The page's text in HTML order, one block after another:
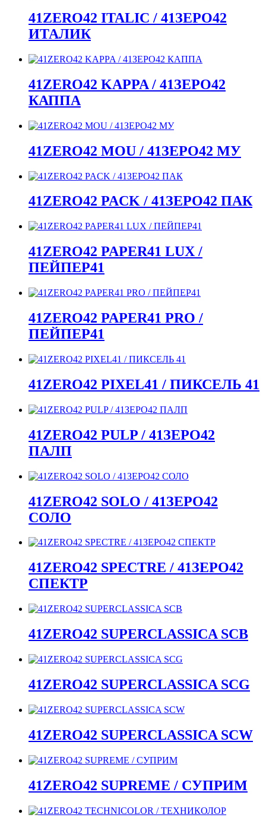
41ZERO42 ITALIC / 41ЗЕРО42
ИТАЛИК
41ZERO42 KAPPA / 41ЗЕРО42
КАППА
41ZERO42 MOU / 41ЗЕРО42 МУ
41ZERO42 PACK / 41ЗЕРО42 ПАК
41ZERO42 PAPER41 LUX /
ПЕЙПЕР41
41ZERO42 PAPER41 PRO /
ПЕЙПЕР41
41ZERO42 PIXEL41 / ПИКСЕЛЬ 41
41ZERO42 PULP / 41ЗЕРО42
ПАЛП
41ZERO42 SOLO / 41ЗЕРО42
СОЛО
41ZERO42 SPECTRE / 41ЗЕРО42
СПЕКТР
41ZERO42 SUPERCLASSICA SCB
41ZERO42 SUPERCLASSICA SCG
41ZERO42 SUPERCLASSICA SCW
41ZERO42 SUPREME / СУПРИМ